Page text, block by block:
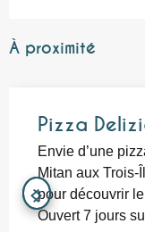
À proximité
Pizza
Envie d’une
Mitan aux Trois-
pour découvrir
Ouvert 7 jours